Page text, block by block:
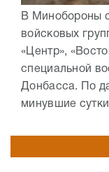
В Минобороны
войсковых
«Центр»,
специальной
Донбасса. По
минувшие